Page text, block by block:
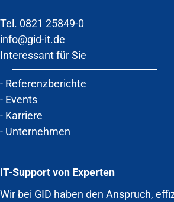
Tel. 0821 25849-0
info@gid-it.de
Interessant für Sie
- Referenzberichte
- Events
- Karriere
- Unternehmen
IT-Support von Experten
Wir bei GID haben den Anspruch,